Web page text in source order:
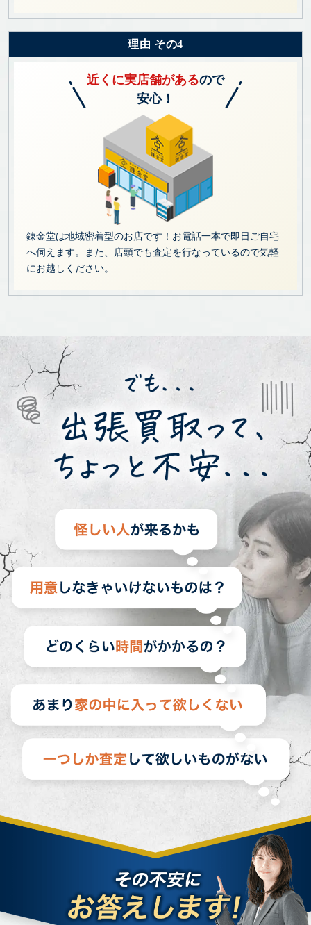
理由 その4
近くに実店舗があるので
安心！
錬金堂は地域密着型のお店です！お電話一本で即日ご自宅
へ伺えます。また、店頭でも査定を行なっているので気軽
にお越しください。